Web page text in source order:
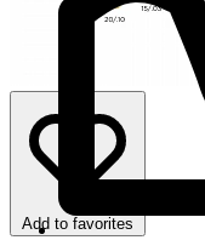
Add to favorites